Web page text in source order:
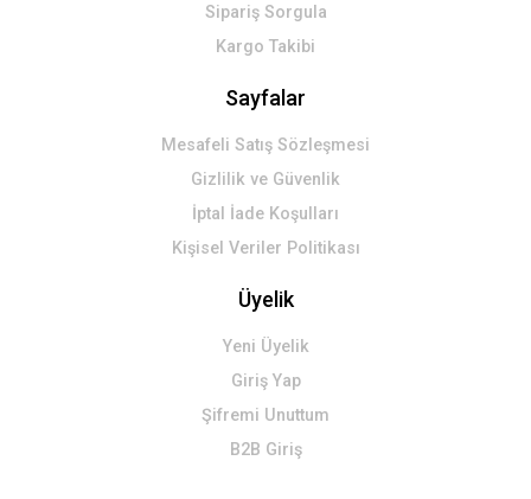
Sipariş Sorgula
Kargo Takibi
Sayfalar
Mesafeli Satış Sözleşmesi
Gizlilik ve Güvenlik
İptal İade Koşulları
Kişisel Veriler Politikası
Üyelik
Yeni Üyelik
Giriş Yap
Şifremi Unuttum
B2B Giriş